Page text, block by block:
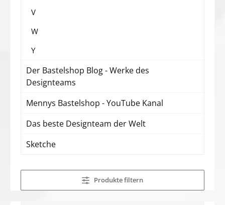
V
W
Y
Der Bastelshop Blog - Werke des
Designteams
Mennys Bastelshop - YouTube Kanal
Das beste Designteam der Welt
Sketche
Produkte filtern